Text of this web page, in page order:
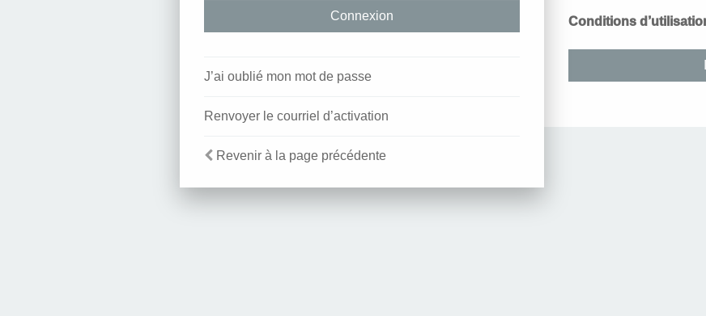
J’ai oublié mon mot de passe
Renvoyer le courriel d’activation
Revenir à la page précédente
Conditions